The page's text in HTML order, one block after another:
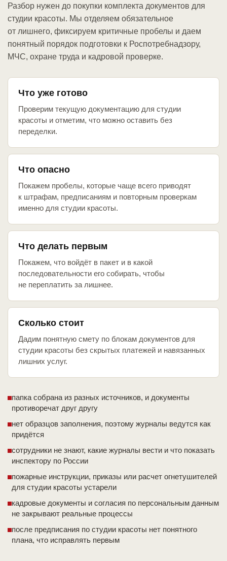
Разбор нужен до покупки комплекта документов для
студии красоты. Мы отделяем обязательное
от лишнего, фиксируем критичные пробелы и даем
понятный порядок подготовки к Роспотребнадзору,
МЧС, охране труда и кадровой проверке.
Что уже готово
Проверим текущую документацию для студии
красоты и отметим, что можно оставить без
переделки.
Что опасно
Покажем пробелы, которые чаще всего приводят
к штрафам, предписаниям и повторным проверкам
именно для студии красоты.
Что делать первым
Покажем, что войдёт в пакет и в какой
последовательности его собирать, чтобы
не переплатить за лишнее.
Сколько стоит
Дадим понятную смету по блокам документов для
студии красоты без скрытых платежей и навязанных
лишних услуг.
папка собрана из разных источников, и документы
противоречат друг другу
нет образцов заполнения, поэтому журналы ведутся как
придётся
сотрудники не знают, какие журналы вести и что показать
инспектору по России
пожарные инструкции, приказы или расчет огнетушителей
для студии красоты устарели
кадровые документы и согласия по персональным данным
не закрывают реальные процессы
после предписания по студии красоты нет понятного
плана, что исправлять первым